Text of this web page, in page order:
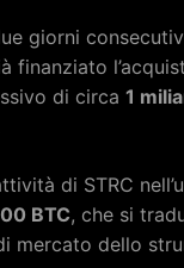
giorni
finanziato
di circa 1
di STRC
BTC, che si
mercato dello